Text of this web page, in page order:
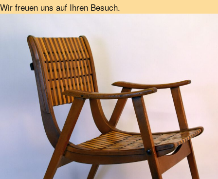
Wir freuen uns auf Ihren Besuch.